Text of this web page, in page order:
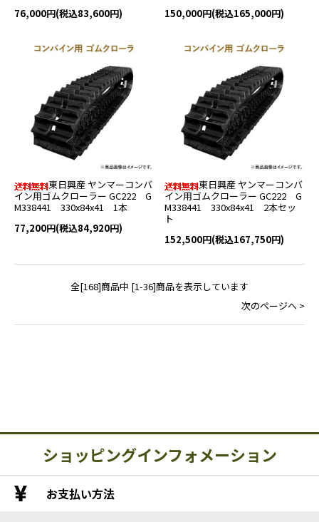
76,000円(税込83,600円) 150,000円(税込165,000円)
東日興産 ヤンマーコンバ
イン用ゴムクローラー GC222 G
M338441 330x84x41 1本
77,200円(税込84,920円)
東日興産 ヤンマーコンバ
イン用ゴムクローラー GC222 G
M338441 330x84x41 2本セッ
ト
152,500円(税込167,750円)
全[168]商品中 [1-36]商品を表示しています
次のページへ >
ショッピングインフォメーション
お支払い方法